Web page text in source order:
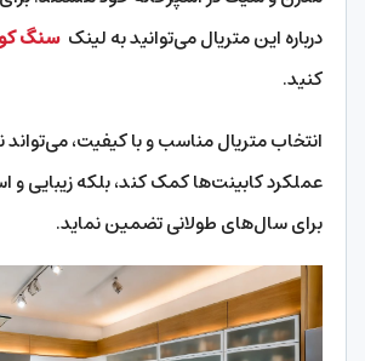
درباره این متریال می‌توانید به لینکسنگ
کنید.
انتخاب متریال مناسب و با کیفیت، می‌تواند
عملکرد کابینت‌ها کمک کند، بلکه زیبایی و
برای سال‌های طولانی تضمین نماید.